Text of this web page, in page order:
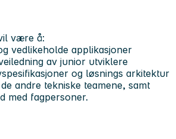
være å:
vedlikeholde applikasjoner
av junior utviklere
og løsnings arkitektur
andre tekniske teamene, samt
med fagpersoner.